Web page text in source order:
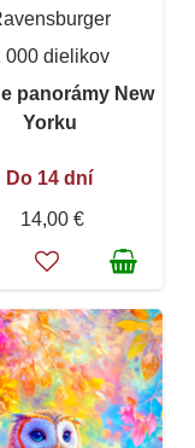
000 dielikov
panorámy New
Yorku
Do 14 dní
14,00 €